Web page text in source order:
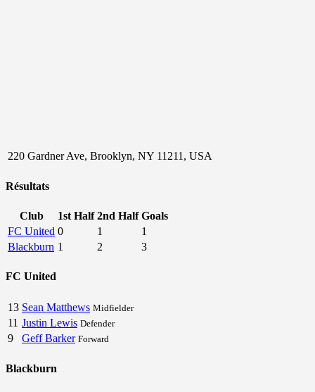
220 Gardner Ave, Brooklyn, NY 11211, USA
Résultats
Club 1st Half 2nd Half Goals
FC United 0 1
1
Blackburn 1 2 3
FC United
13 Sean Matthews Midfielder
11 Justin Lewis Defender
9 Geff Barker Forward
Blackburn